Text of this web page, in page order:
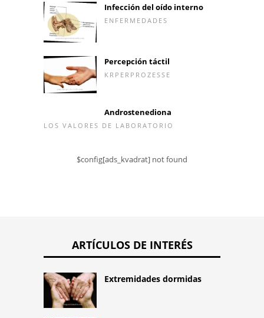
Infección del oído interno
ENFERMEDADES
Percepción táctil
KRPERPROZESSE
Androstenediona
LOS VALORES DE LABORATORIO
$config[ads_kvadrat] not found
ARTÍCULOS DE INTERÉS
Extremidades dormidas